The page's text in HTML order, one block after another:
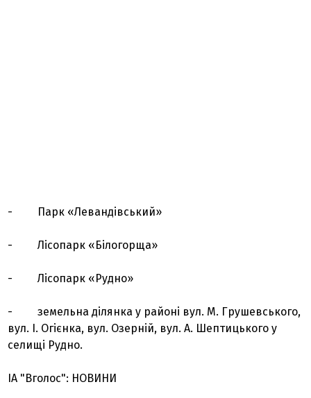
- Парк «Левандівський»
- Лісопарк «Білогорща»
- Лісопарк «Рудно»
- земельна ділянка у районі вул. М. Грушевського,
вул. І. Огієнка, вул. Озерній, вул. А. Шептицького у
селищі Рудно.
ІА "Вголос": НОВИНИ